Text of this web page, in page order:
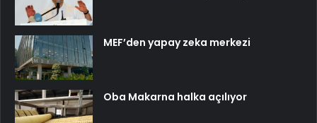
MEF’den yapay zeka merkezi
Oba Makarna halka açılıyor